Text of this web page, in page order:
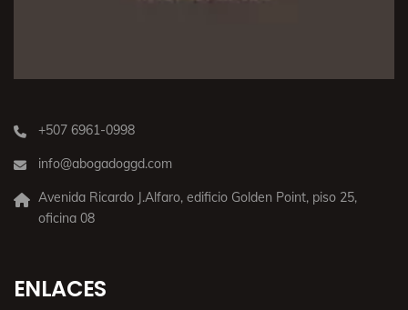
+507 6961-0998
info@abogadoggd.com
Avenida Ricardo J.Alfaro, edificio Golden Point, piso 25,
oficina 08
ENLACES